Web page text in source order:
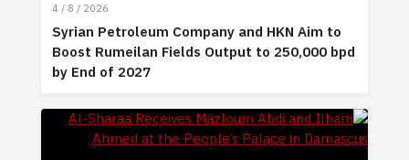
4 / 8 / 2026
Syrian Petroleum Company and HKN Aim to
Boost Rumeilan Fields Output to 250,000 bpd
by End of 2027